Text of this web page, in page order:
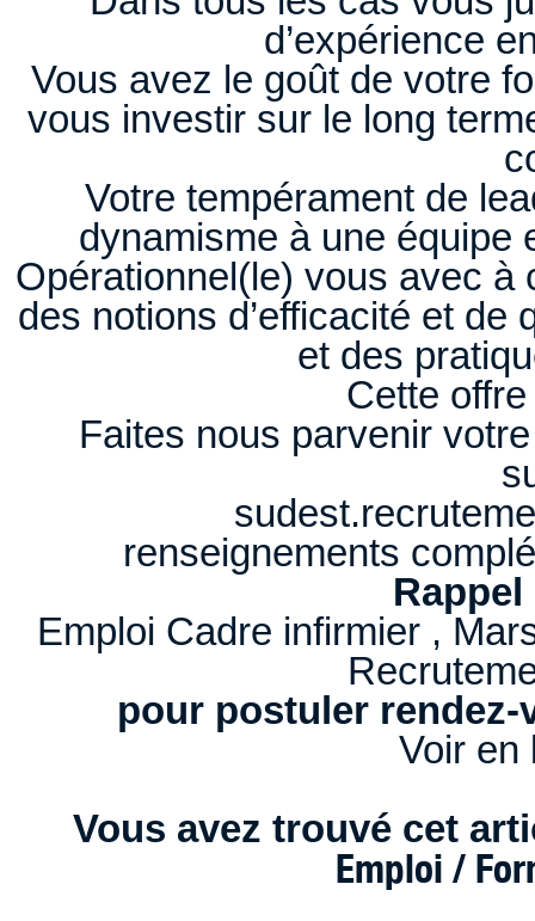
d’expérience
Vous avez le goût de votre
vous investir sur le long
Votre tempérament de
dynamisme à une équipe
Opérationnel(le) vous avec
des notions d’efficacité et
et des
Cette
Faites nous parvenir
renseignements
Emploi Cadre infirmier ,
pour postuler rendez-
Voir
Vous avez trouvé cet
Emploi /